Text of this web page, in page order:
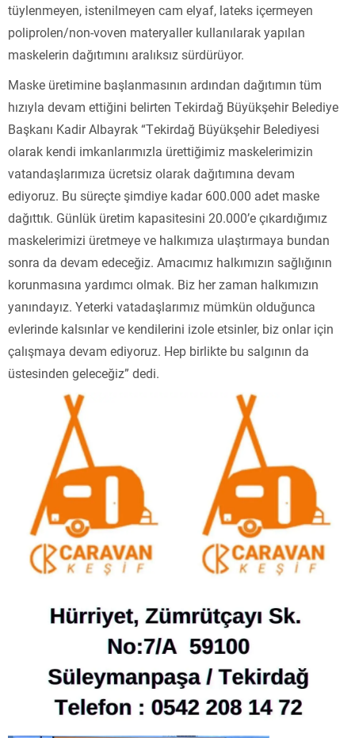
tüylenmeyen, istenilmeyen cam elyaf, lateks içermeyen
poliprolen/non-voven materyaller kullanılarak yapılan
maskelerin dağıtımını aralıksız sürdürüyor.
Maske üretimine başlanmasının ardından dağıtımın tüm
hızıyla devam ettiğini belirten Tekirdağ Büyükşehir Belediye
Başkanı Kadir Albayrak “Tekirdağ Büyükşehir Belediyesi
olarak kendi imkanlarımızla ürettiğimiz maskelerimizin
vatandaşlarımıza ücretsiz olarak dağıtımına devam
ediyoruz. Bu süreçte şimdiye kadar 600.000 adet maske
dağıttık. Günlük üretim kapasitesini 20.000’e çıkardığımız
maskelerimizi üretmeye ve halkımıza ulaştırmaya bundan
sonra da devam edeceğiz. Amacımız halkımızın sağlığının
korunmasına yardımcı olmak. Biz her zaman halkımızın
yanındayız. Yeterki vatadaşlarımız mümkün olduğunca
evlerinde kalsınlar ve kendilerini izole etsinler, biz onlar için
çalışmaya devam ediyoruz. Hep birlikte bu salgının da
üstesinden geleceğiz” dedi.